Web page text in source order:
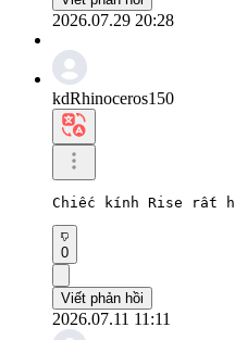
2026.07.29 20:28
kdRhinoceros150
Chiếc kính Rise rất
0
Viết phản hồi
2026.07.11 11:11